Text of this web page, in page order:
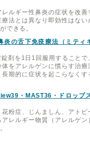
ルギー性鼻炎の症状を改善
法とは異なり即効性はない
できる。
炎の舌下免疫療法（ミティ
剤を1日1回服用することで
をアレルゲンに慣らす治療
期的に症状を起こらなくす
・MAST36・ドロップ
粉症、じんましん、アトピ
レルギー物質（アレルゲン